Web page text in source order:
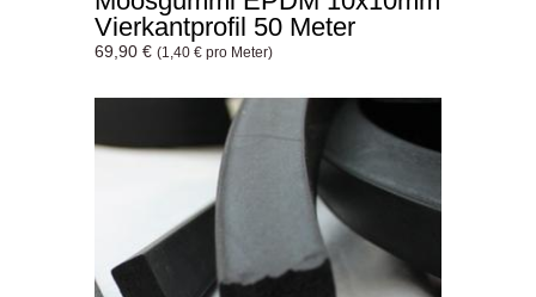
Vierkantprofil 50 Meter
69,90 € (1,40 € pro Meter)